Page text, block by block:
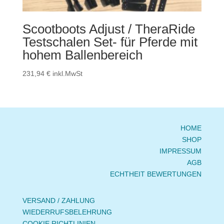
Scootboots Adjust / TheraRide
Testschalen Set- für Pferde mit
hohem Ballenbereich
231,94 € inkl.MwSt
HOME
SHOP
IMPRESSUM
AGB
ECHTHEIT BEWERTUNGEN
VERSAND / ZAHLUNG
WIEDERRUFSBELEHRUNG